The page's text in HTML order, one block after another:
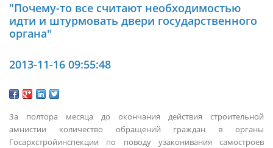
"Почему-то все считают необходимостью
идти и штурмовать двери государственного
органа"
2013-11-16 09:55:48
За полтора месяца до окончания действия строительной
амнистии количество обращений граждан в органы
Госархстройинспекции по поводу узаконивания самостроев